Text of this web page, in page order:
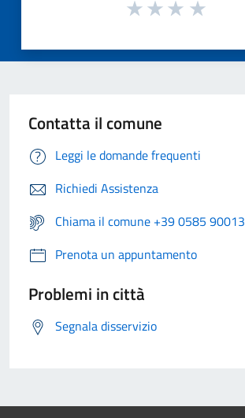
Contatta il comune
Leggi le domande frequenti
Richiedi Assistenza
Chiama il comune +39 0585 90013
Prenota un appuntamento
Problemi in città
Segnala disservizio